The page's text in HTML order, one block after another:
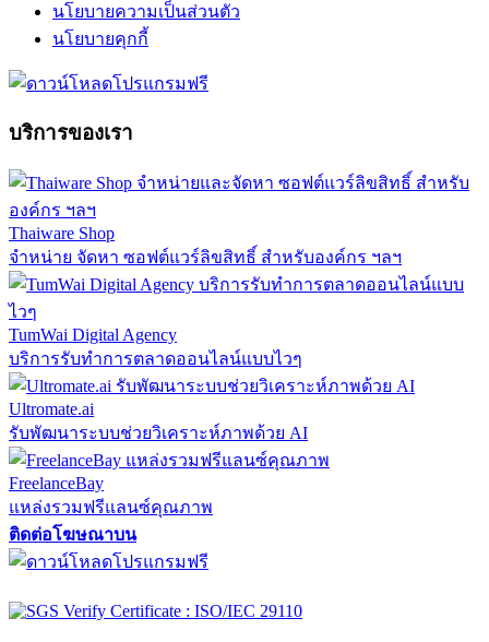
นโยบายความเป็นส่วนตัว
นโยบายคุกกี้
บริการของเรา
Thaiware Shop
จำหน่าย จัดหา ซอฟต์แวร์ลิขสิทธิ์ สำหรับองค์กร ฯลฯ
TumWai Digital Agency
บริการรับทำการตลาดออนไลน์แบบไวๆ
Ultromate.ai
รับพัฒนาระบบช่วยวิเคราะห์ภาพด้วย AI
FreelanceBay
แหล่งรวมฟรีแลนซ์คุณภาพ
ติดต่อโฆษณาบน